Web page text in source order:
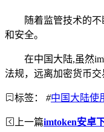
随着监管技术的
和安全。
在中国大陆,虽然
法规，远离加密货币交
标签： #中国大陆使
上一篇imtoken安卓